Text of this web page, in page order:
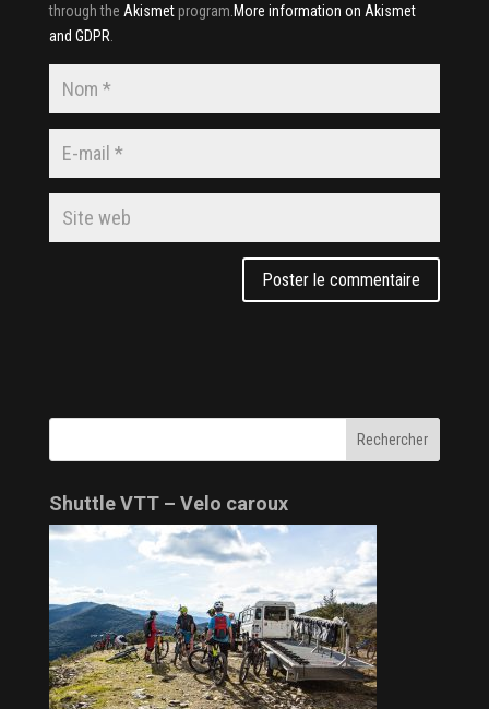
through the Akismetprogram. More information on Akismet
and GDPR
Shuttle VTT – Velo caroux